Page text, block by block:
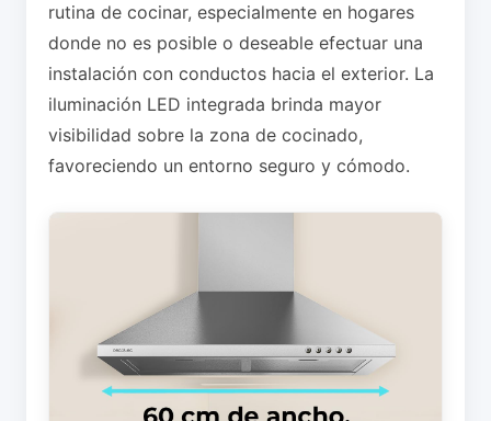
rutina de cocinar, especialmente en hogares
donde no es posible o deseable efectuar una
instalación con conductos hacia el exterior. La
iluminación LED integrada brinda mayor
visibilidad sobre la zona de cocinado,
favoreciendo un entorno seguro y cómodo.